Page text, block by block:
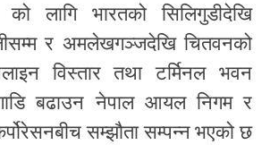
को लागि भारतको सिलिगुडीदेखि
र अमलेखगञ्जदेखि चितवनको
विस्तार तथा टर्मिनल भवन
बढाउन नेपाल आयल निगम र
सम्झौता सम्पन्न भएको छ